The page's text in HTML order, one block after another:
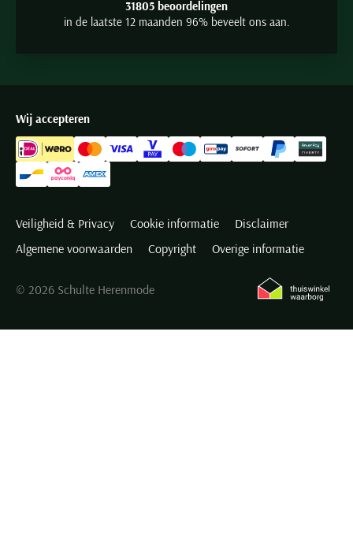
31805 beoordelingen
in de laatste 12 maanden 96% beveelt ons aan.
Wij accepteren
Veiligheid & Privacy Cookie informatie
Disclaimer
Algemene voorwaarden
Copyright Overige informatie
© 2026 Schulte Herenmode